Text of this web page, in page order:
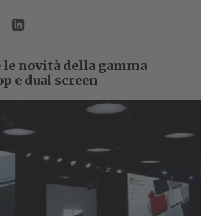
novità della gamma
e dual screen